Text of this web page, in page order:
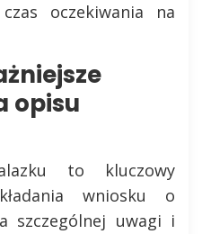
oczekiwania na
opisu
to kluczowy
wniosku o
szczególnej uwagi i